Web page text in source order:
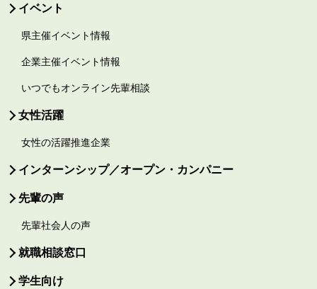
イベント
県主催イベント情報
企業主催イベント情報
いつでもオンライン先輩相談
女性活躍
女性の活躍推進企業
インターンシップ／オープン・カンパニー
先輩の声
先輩社会人の声
就職相談窓口
学生向け